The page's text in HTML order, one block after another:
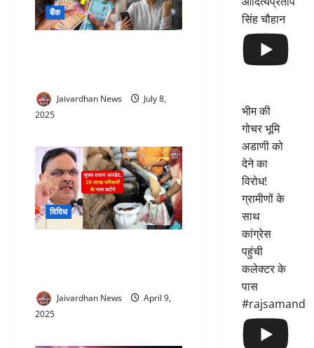
बैंक
Jaivardhan News
July 8,
2025
विविध
Jaivardhan News
April 9,
2025
सिंह चौहान
भीम की
गोचर भूमि
अडाणी को
देने का
विरोध!
ग्रामीणों के
साथ
कांग्रेस
पहुंची
कलेक्टर के
पास
#rajsamand